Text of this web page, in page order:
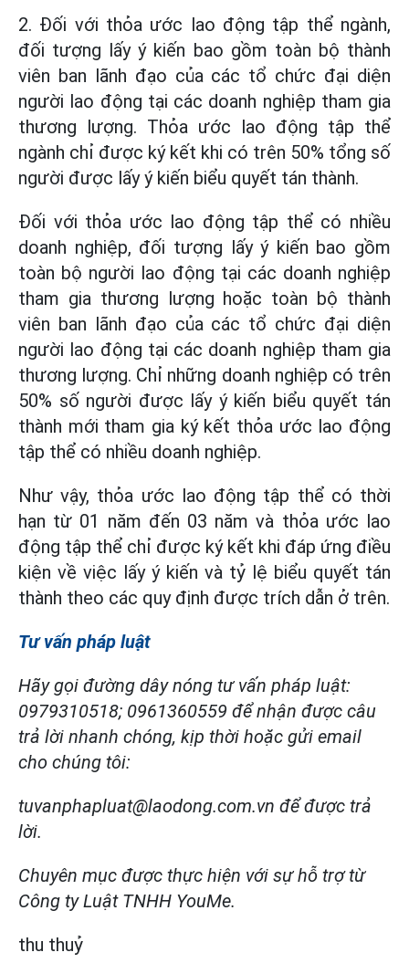
2. Đối với thỏa ước lao động tập thể ngành,
đối tượng lấy ý kiến bao gồm toàn bộ thành
viên ban lãnh đạo của các tổ chức đại diện
người lao động tại các doanh nghiệp tham gia
thương lượng. Thỏa ước lao động tập thể
ngành chỉ được ký kết khi có trên 50% tổng số
người được lấy ý kiến biểu quyết tán thành.
Đối với thỏa ước lao động tập thể có nhiều
doanh nghiệp, đối tượng lấy ý kiến bao gồm
toàn bộ người lao động tại các doanh nghiệp
tham gia thương lượng hoặc toàn bộ thành
viên ban lãnh đạo của các tổ chức đại diện
người lao động tại các doanh nghiệp tham gia
thương lượng. Chỉ những doanh nghiệp có trên
50% số người được lấy ý kiến biểu quyết tán
thành mới tham gia ký kết thỏa ước lao động
tập thể có nhiều doanh nghiệp.
Như vậy, thỏa ước lao động tập thể có thời
hạn từ 01 năm đến 03 năm và thỏa ước lao
động tập thể chỉ được ký kết khi đáp ứng điều
kiện về việc lấy ý kiến và tỷ lệ biểu quyết tán
thành theo các quy định được trích dẫn ở trên.
Tư vấn pháp luật
Hãy gọi đường dây nóng tư vấn pháp luật:
0979310518; 0961360559 để nhận được câu
trả lời nhanh chóng, kịp thời hoặc gửi email
cho chúng tôi:
tuvanphapluat@laodong.com.vn để được trả
lời.
Chuyên mục được thực hiện với sự hỗ trợ từ
Công ty Luật TNHH YouMe.
thu thuỷ